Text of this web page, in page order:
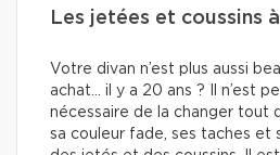
Les jetées et coussins
Votre divan n’est plus aussi
achat… il y a 20 ans ? Il n’est
nécessaire de la changer tout
sa couleur fade, ses taches et